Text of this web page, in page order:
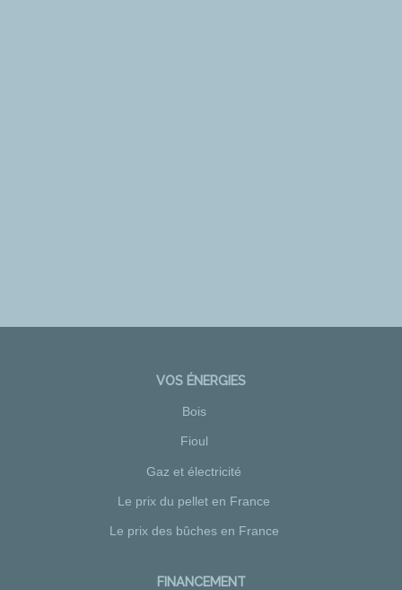
VOS ÉNERGIES
Bois
Fioul
Gaz et électricité
Le prix du pellet en France
Le prix des bûches en France
FINANCEMENT